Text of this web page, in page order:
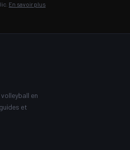
En savoir plus
en
et